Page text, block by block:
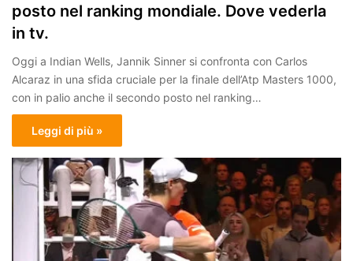
posto nel ranking mondiale. Dove vederla
in tv.
Oggi a Indian Wells, Jannik Sinner si confronta con Carlos
Alcaraz in una sfida cruciale per la finale dell’Atp Masters 1000,
con in palio anche il secondo posto nel ranking…
Leggi di più »